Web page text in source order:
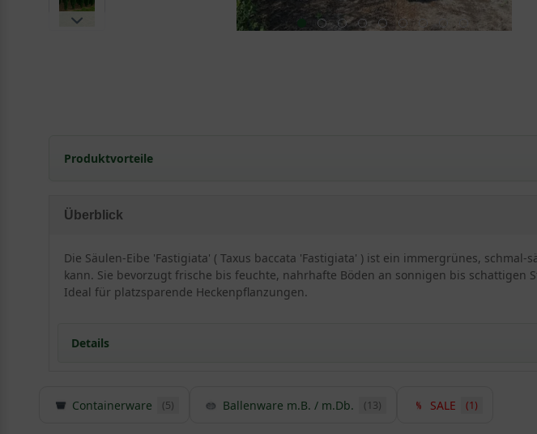
Produktvorteile
benötigt keinen Beschnitt
extrem robust und anspruchslos
ansprechender Fruchtschmuck
starke, widerstandsfähige Wurzeln
verträgt keine extreme Trockenheit
Überblick
Die Säulen-Eibe 'Fastigiata' ( Taxus baccata 'Fastigiata' ) ist ein immergrünes,
kann. Sie bevorzugt frische bis feuchte, nahrhafte Böden an sonnigen bis
Ideal für platzsparende Heckenpflanzungen.
Details
Detaillierte Informationen Säulen-Eibe 'Fastigiata' / Taxus baccata 'Fastigiata'
Containerware (5) Ballenware m.B. / m.Db. (13) SALE (1)